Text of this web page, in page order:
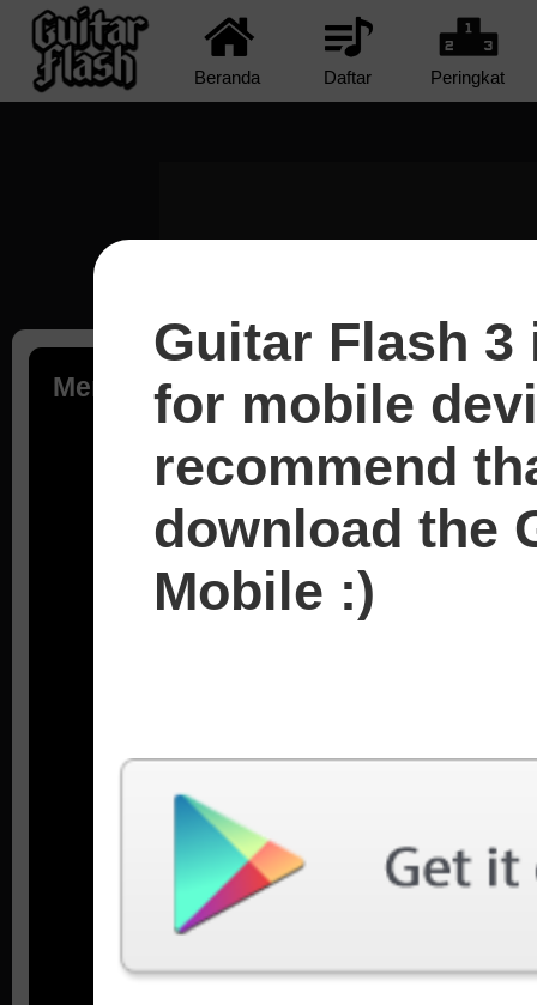
Beranda Daftar Peringkat
Memuat...
Guitar Flash
for mobile
recommend
download the
Mobile :)